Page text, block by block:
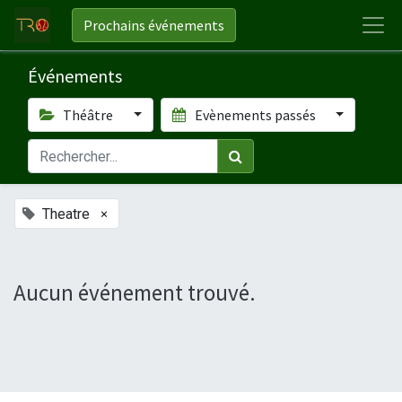
Prochains événements
Événements
Théâtre Evènements passés
Theatre ×
Aucun événement trouvé.